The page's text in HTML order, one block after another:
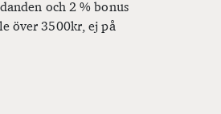
och 2 % bonus
över 3500kr, ej på